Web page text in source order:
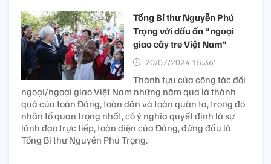
Tổng Bí thư Nguyễn Phú
Trọng với dấu ấn “ngoại
giao cây tre Việt Nam”
20/07/2024 15:36’
Thành tựu của công tác đối
ngoại/ngoại giao Việt Nam những năm qua là thành
quả của toàn Đảng, toàn dân và toàn quân ta, trong đó
nhân tố quan trọng nhất, có ý nghĩa quyết định là sự
lãnh đạo trực tiếp, toàn diện của Đảng, đứng đầu là
Tổng Bí thư Nguyễn Phú Trọng.